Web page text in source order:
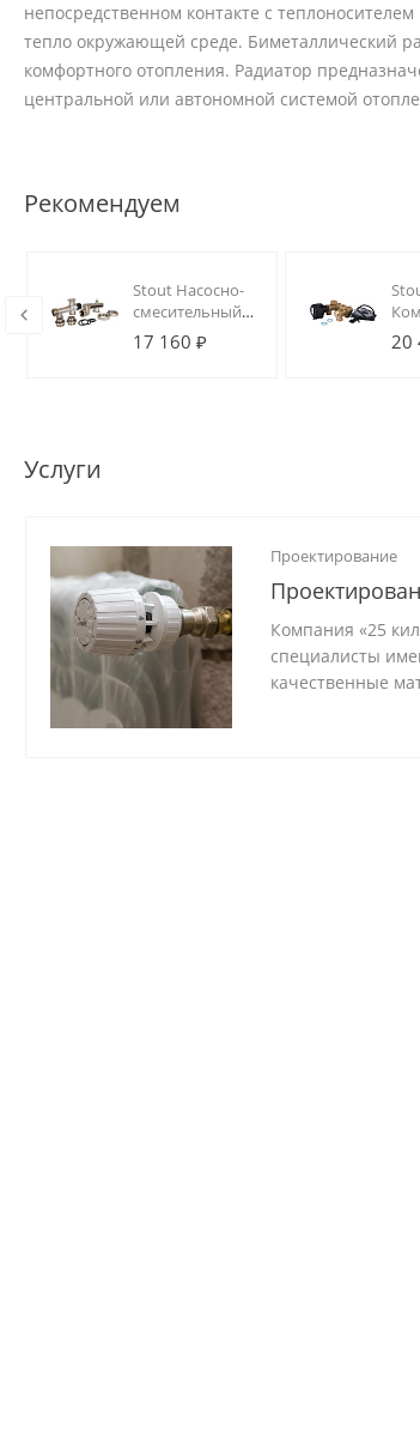
непосредственном контакте с
тепло окружающей среде. Биметаллический
комфортного отопления. Радиатор
центральной или автономной системой
Рекомендуем
Stout Насосно-
смесительный
узел с
термостатическим
17 160 ₽ 20
Услуги
Проектирование
Компания «25
специалисты
качественные